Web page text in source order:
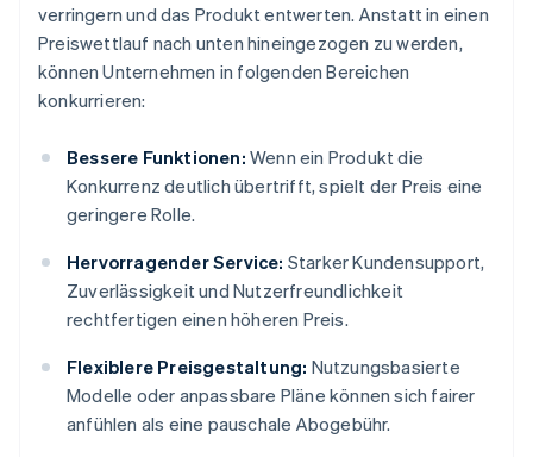
verringern und das Produkt entwerten. Anstatt in einen
Preiswettlauf nach unten hineingezogen zu werden,
können Unternehmen in folgenden Bereichen
konkurrieren:
Bessere Funktionen: Wenn ein Produkt die
Konkurrenz deutlich übertrifft, spielt der Preis eine
geringere Rolle.
Hervorragender Service: Starker Kundensupport,
Zuverlässigkeit und Nutzerfreundlichkeit
rechtfertigen einen höheren Preis.
Flexiblere Preisgestaltung: Nutzungsbasierte
Modelle oder anpassbare Pläne können sich fairer
anfühlen als eine pauschale Abogebühr.